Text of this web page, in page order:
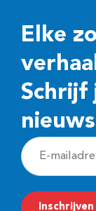
Elke
Schrijf
E
-
m
Inschrijven